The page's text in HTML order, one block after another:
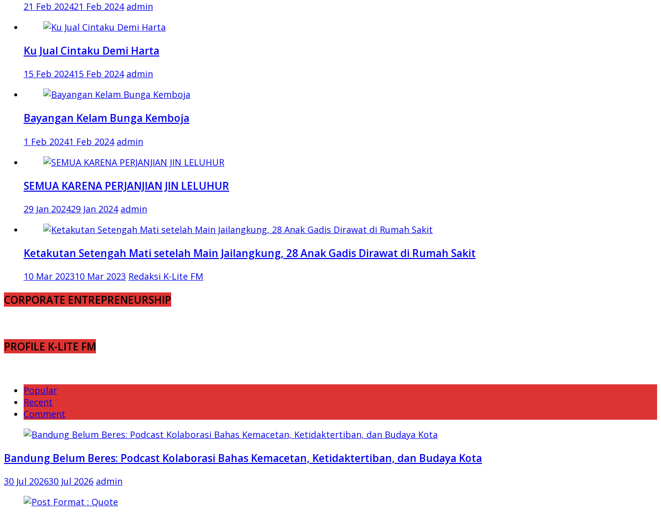
21 Feb 202421 Feb 2024 admin
Ku Jual Cintaku Demi Harta
15 Feb 202415 Feb 2024 admin
Bayangan Kelam Bunga Kemboja
1 Feb 20241 Feb 2024 admin
SEMUA KARENA PERJANJIAN JIN LELUHUR
29 Jan 202429 Jan 2024 admin
Ketakutan Setengah Mati setelah Main Jailangkung, 28 Anak Gadis Dirawat di Rumah Sakit
10 Mar 202310 Mar 2023 Redaksi K-Lite FM
CORPORATE ENTREPRENEURSHIP
PROFILE K-LITE FM
Popular
Recent
Comment
Bandung Belum Beres: Podcast Kolaborasi Bahas Kemacetan, Ketidaktertiban, dan Budaya Kota
30 Jul 202630 Jul 2026 admin